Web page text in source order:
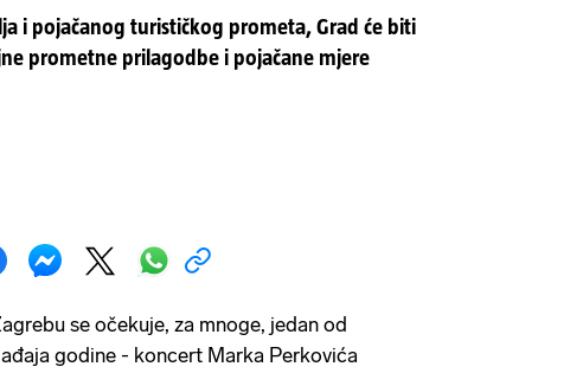
i pojačanog turističkog prometa, Grad će biti
prometne prilagodbe i pojačane mjere
se očekuje, za mnoge, jedan od
godine - koncert Marka Perkovića